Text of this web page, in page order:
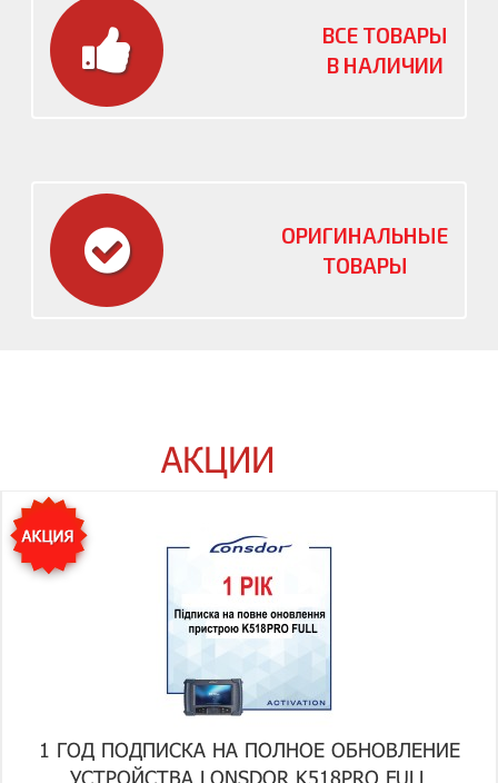
ВСЕ ТОВАРЫ
В НАЛИЧИИ
ОРИГИНАЛЬНЫЕ
ТОВАРЫ
АКЦИИ
1 ГОД ПОДПИСКА НА ПОЛНОЕ ОБНОВЛЕНИЕ
УСТРОЙСТВА LONSDOR K518PRO FULL